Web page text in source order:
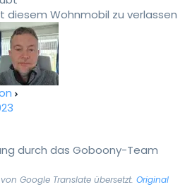
diesem Wohnmobil zu verlassen
durch das Goboony-Team
Google Translate übersetzt. Original